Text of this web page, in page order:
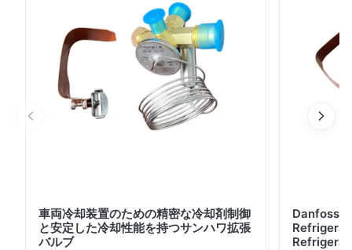
車両冷却装置のための精密な冷却剤制御
と安定した冷却性能を持つサンハワ拡張
バルブ
Danfoss